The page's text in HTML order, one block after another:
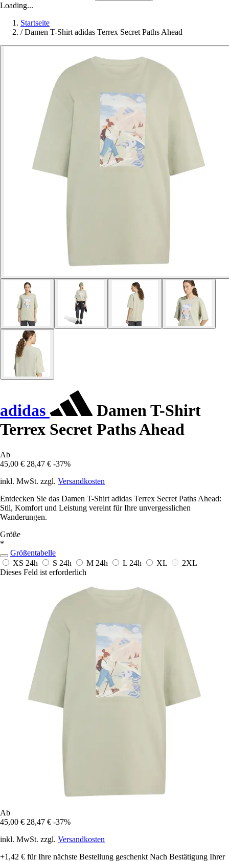
Loading...
Startseite
/ Damen T-Shirt adidas Terrex Secret Paths Ahead
adidas
Damen T-Shirt
Terrex Secret Paths Ahead
Ab
45,00 € 28,47 € -37%
inkl. MwSt. zzgl. Versandkosten
Entdecken Sie das Damen T-Shirt adidas Terrex Secret Paths Ahead:
Stil, Komfort und Leistung vereint für Ihre unvergesslichen
Wanderungen.
Größe
*
Größentabelle
XS 24h S 24h M 24h L 24h XL
2XL
Dieses Feld ist erforderlich
Ab
45,00 € 28,47 € -37%
inkl. MwSt. zzgl. Versandkosten
+1,42 € für Ihre nächste Bestellung geschenkt Nach Bestätigung Ihrer